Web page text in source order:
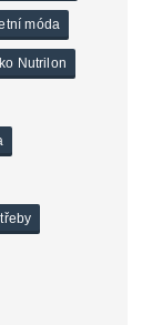
móda
Nutrilon